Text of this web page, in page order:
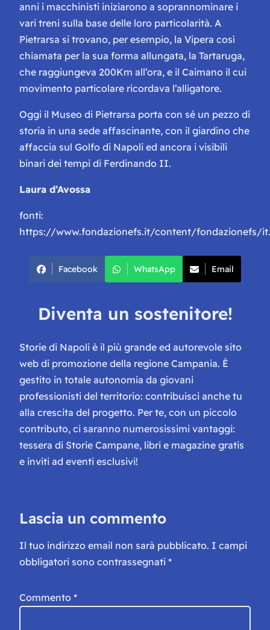
anni i macchinisti iniziarono a soprannominare i
vari treni sulla base delle loro particolarità. A
Pietrarsa si trovano, per esempio, la Vipera così
chiamata per la sua forma allungata, la Tartaruga,
che raggiungeva 200Km all’ora, e il Caimano il cui
movimento particolare ricordava l’alligatore.
Oggi il Museo di Pietrarsa porta con sé un pezzo di
storia in una sede affascinante, con il giardino che
affaccia sul Golfo di Napoli ed ancora i visibili
binari dei tempi di Ferdinando II.
Laura d’Avossa
fonti:
https://www.fondazionefs.it/content/fondazionefs/
Facebook WhatsApp Email
Diventa un sostenitore!
Storie di Napoli è il più grande ed autorevole sito
web di promozione della regione Campania. È
gestito in totale autonomia da giovani
professionisti del territorio: contribuisci anche tu
alla crescita del progetto. Per te, con un piccolo
contributo, ci saranno numerosissimi vantaggi:
tessera di Storie Campane, libri e magazine gratis
e inviti ad eventi esclusivi!
Lascia un commento
Il tuo indirizzo email non sarà pubblicato. I campi
obbligatori sono contrassegnati *
Commento *